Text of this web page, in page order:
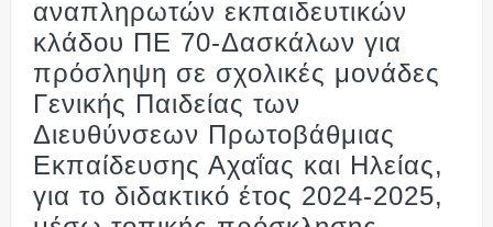
αναπληρωτών εκπαιδευτικών
κλάδου ΠΕ 70-Δασκάλων για
πρόσληψη σε σχολικές μονάδες
Γενικής Παιδείας των
Διευθύνσεων Πρωτοβάθμιας
Εκπαίδευσης Αχαΐας και Ηλείας,
για το διδακτικό έτος 2024-2025,